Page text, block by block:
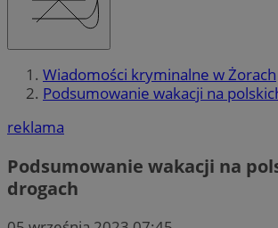
Wiadomości kryminalne w Żorach
Podsumowanie wakacji na
reklama
Podsumowanie wakacji na
drogach